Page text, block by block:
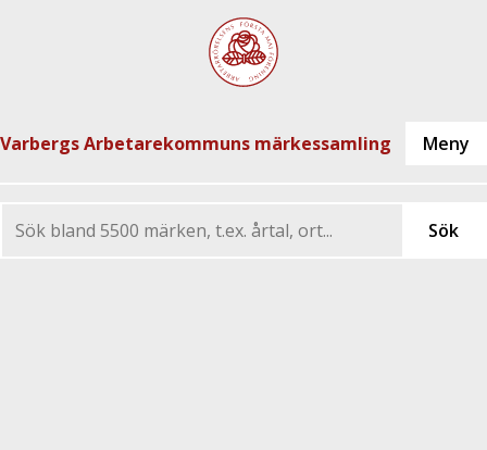
Varbergs Arbetarekommuns märkessamling